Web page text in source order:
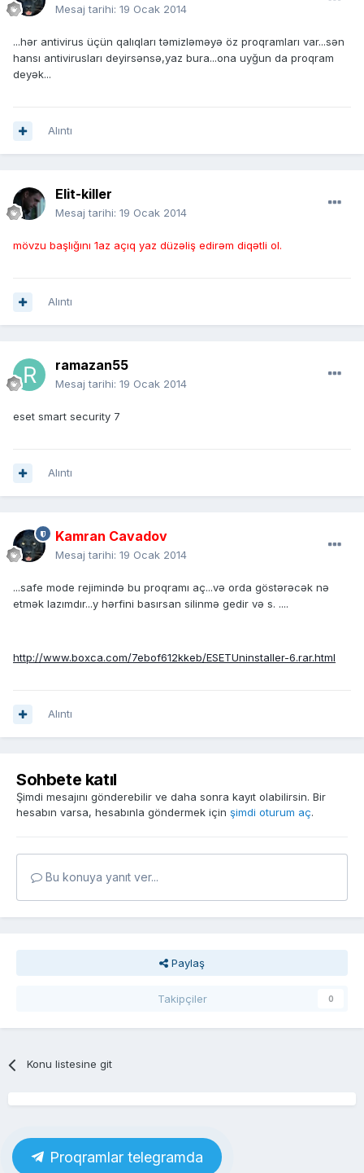
Mesaj tarihi: 19 Ocak 2014
...hər antivirus üçün qalıqları təmizləməyə öz proqramları var...sən
hansı antivirusları deyirsənsə,yaz bura...ona uyğun da proqram
deyək...
Alıntı
Elit-killer
Mesaj tarihi: 19 Ocak 2014
mövzu başlığını 1az açıq yaz düzəliş edirəm diqətli ol.
Alıntı
ramazan55
Mesaj tarihi: 19 Ocak 2014
eset smart security 7
Alıntı
Kamran Cavadov
Mesaj tarihi: 19 Ocak 2014
...safe mode rejimində bu proqramı aç...və orda göstərəcək nə
etmək lazımdır...y hərfini basırsan silinmə gedir və s. ....
http://www.boxca.com/7ebof612kkeb/ESETUninstaller-6.rar.html
Alıntı
Sohbete katıl
Şimdi mesajını gönderebilir ve daha sonra kayıt olabilirsin. Bir
hesabın varsa, hesabınla göndermek için şimdi oturum aç.
Bu konuya yanıt ver...
Paylaş
Takipçiler 0
Konu listesine git
Proqramlar telegramda